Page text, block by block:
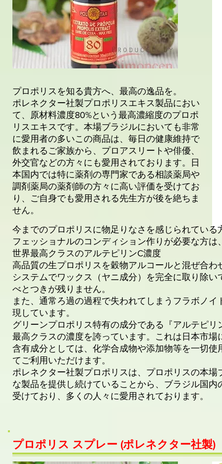
プロポリスを知る貴方へ、最高の逸品を。
ポレネクター社製プロポリスエキス製品におい
て、原材料濃度80%という最高濃縮度のプロポ
リスエキスです。本場ブラジルにおいても非常
に愛用者の多いこの商品は、毎日の健康維持で
飲まれるご家族から、プロアスリートや俳優、
外交官などの方々にも愛用されております。日
本国内では特に薬剤の専門家である相談薬局や
調剤薬局の薬剤師の方々に高い評価を受けてお
り、ご自身でも愛用される先生方が後を絶ちま
せん。
今までのプロポリスに物足りなさを感じられてい
フェッショナルのコンディション作りが必要な方
世界最高クラスのアルテピリンC濃度
高品質の生プロポリスを穀物アルコールと混ぜ合
システムでワックス（ヤニ成分）を完全に取り除
べとつきが残りません。
また、通常ろ過の過程で失われてしまうフラボノ
現しています。
グリーンプロポリス特有の成分である『アルテピ
最高クラスの濃度を誇っています。これは日本市
含有成分としては、化学合成物や添加物等を一切
てご利用いただけます。
ポレネクター社製プロポリスは、プロポリスの本
な製品を提供し続けていることから、ブラジル国
受けており、多くの人々に愛用されております。
プロポリス スプレー (ポレネクター社製)